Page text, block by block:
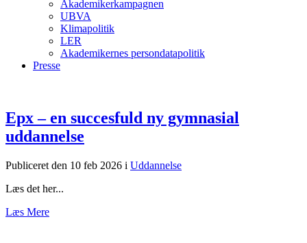
Akademikerkampagnen
UBVA
Klimapolitik
LER
Akademikernes persondatapolitik
Presse
Epx – en succesfuld ny gymnasial
uddannelse
Publiceret den 10 feb 2026 i Uddannelse
Læs det her...
Læs Mere